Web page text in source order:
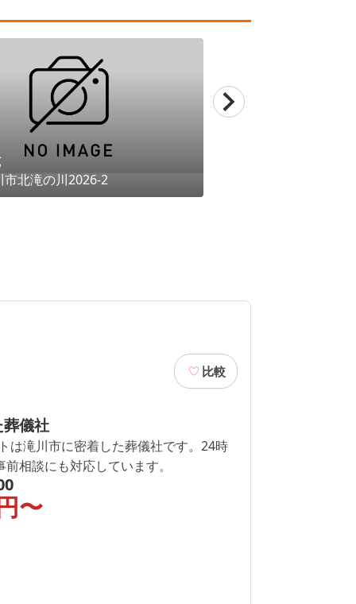
市北滝の川2026-2
比較
儀社
は滝川市に密着した葬儀社です。24時
相談にも対応しています。
〜